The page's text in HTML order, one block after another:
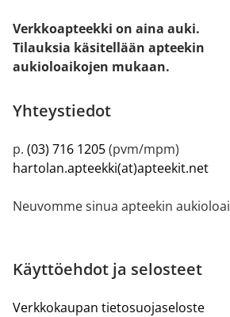
Verkkoapteekki on aina auki.
Tilauksia käsitellään apteekin
aukioloaikojen mukaan.
Yhteystiedot
p. (03) 716 1205(pvm/mpm)
hartolan.apteekki(at)apteekit.net
Neuvomme sinua apteekin
Käyttöehdot ja selosteet
Verkkokaupan tietosuojaseloste